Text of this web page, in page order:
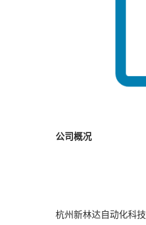
公司概况
杭州新林达自动化科